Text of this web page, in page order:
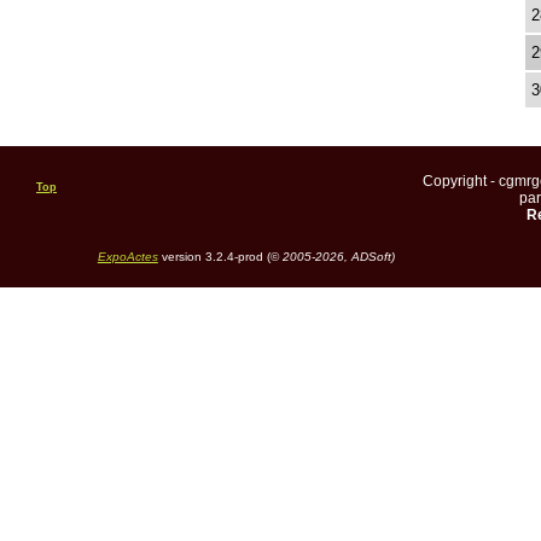
Top
Copyright -
ExpoActesversion 3.2.4-prod (©2005-2026, ADSoft)